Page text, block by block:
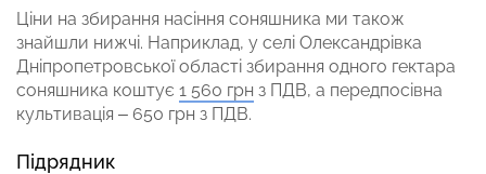
Ціни на збирання насіння соняшника ми також
знайшли нижчі. Наприклад, у селі Олександрівка
Дніпропетровської області збирання одного гектара
соняшника коштує 1 560 грн з ПДВ, а передпосівна
культивація – 650 грн з ПДВ.
Підрядник